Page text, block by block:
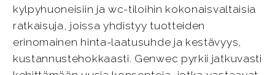
kylpyhuoneisiin ja wc-tiloihin kokonaisvaltaisia
ratkaisuja, joissa yhdistyy tuotteiden
erinomainen hinta-laatusuhde ja kestävyys,
kustannustehokkaasti. Genwec pyrkii jatkuvasti